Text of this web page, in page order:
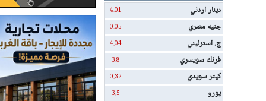
دينار اردني
4.01
جنيه مصري 0.05
ج. استرليني 4.04
فرنك سويسري 3.8
كيتر سويدي 0.32
يورو 3.5